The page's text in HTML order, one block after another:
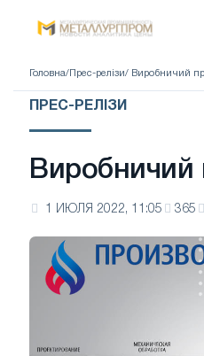
Головна/ Прес-релізи/ Виробничий
ПРЕС-РЕЛІЗИ
Виробничий
1 ИЮЛЯ 2022, 11:05 365